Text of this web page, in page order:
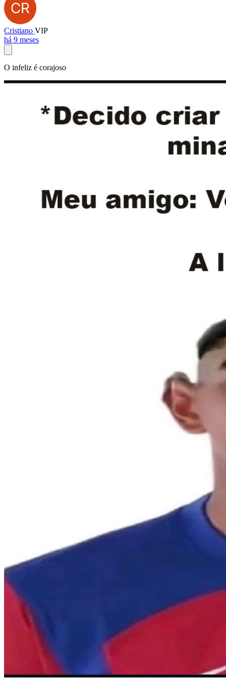
Cristiano VIP
há 9 meses
O infeliz é corajoso